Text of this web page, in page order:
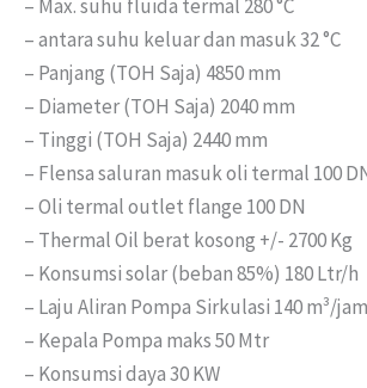
– Max.suhu fluida termal 280 °C
– antara suhu keluar dan masuk 32 °C
– Panjang (TOH Saja) 4850 mm
– Diameter (TOH Saja) 2040 mm
– Tinggi (TOH Saja) 2440 mm
– Flensa saluran masuk oli termal 100
– Oli termal outlet flange 100 DN
– Thermal Oil berat kosong +/- 2700 Kg
– Konsumsi solar (beban 85%) 180 Ltr/h
– Laju Aliran Pompa Sirkulasi 140 m³/jam
– Kepala Pompa maks 50 Mtr
– Konsumsi daya 30 KW